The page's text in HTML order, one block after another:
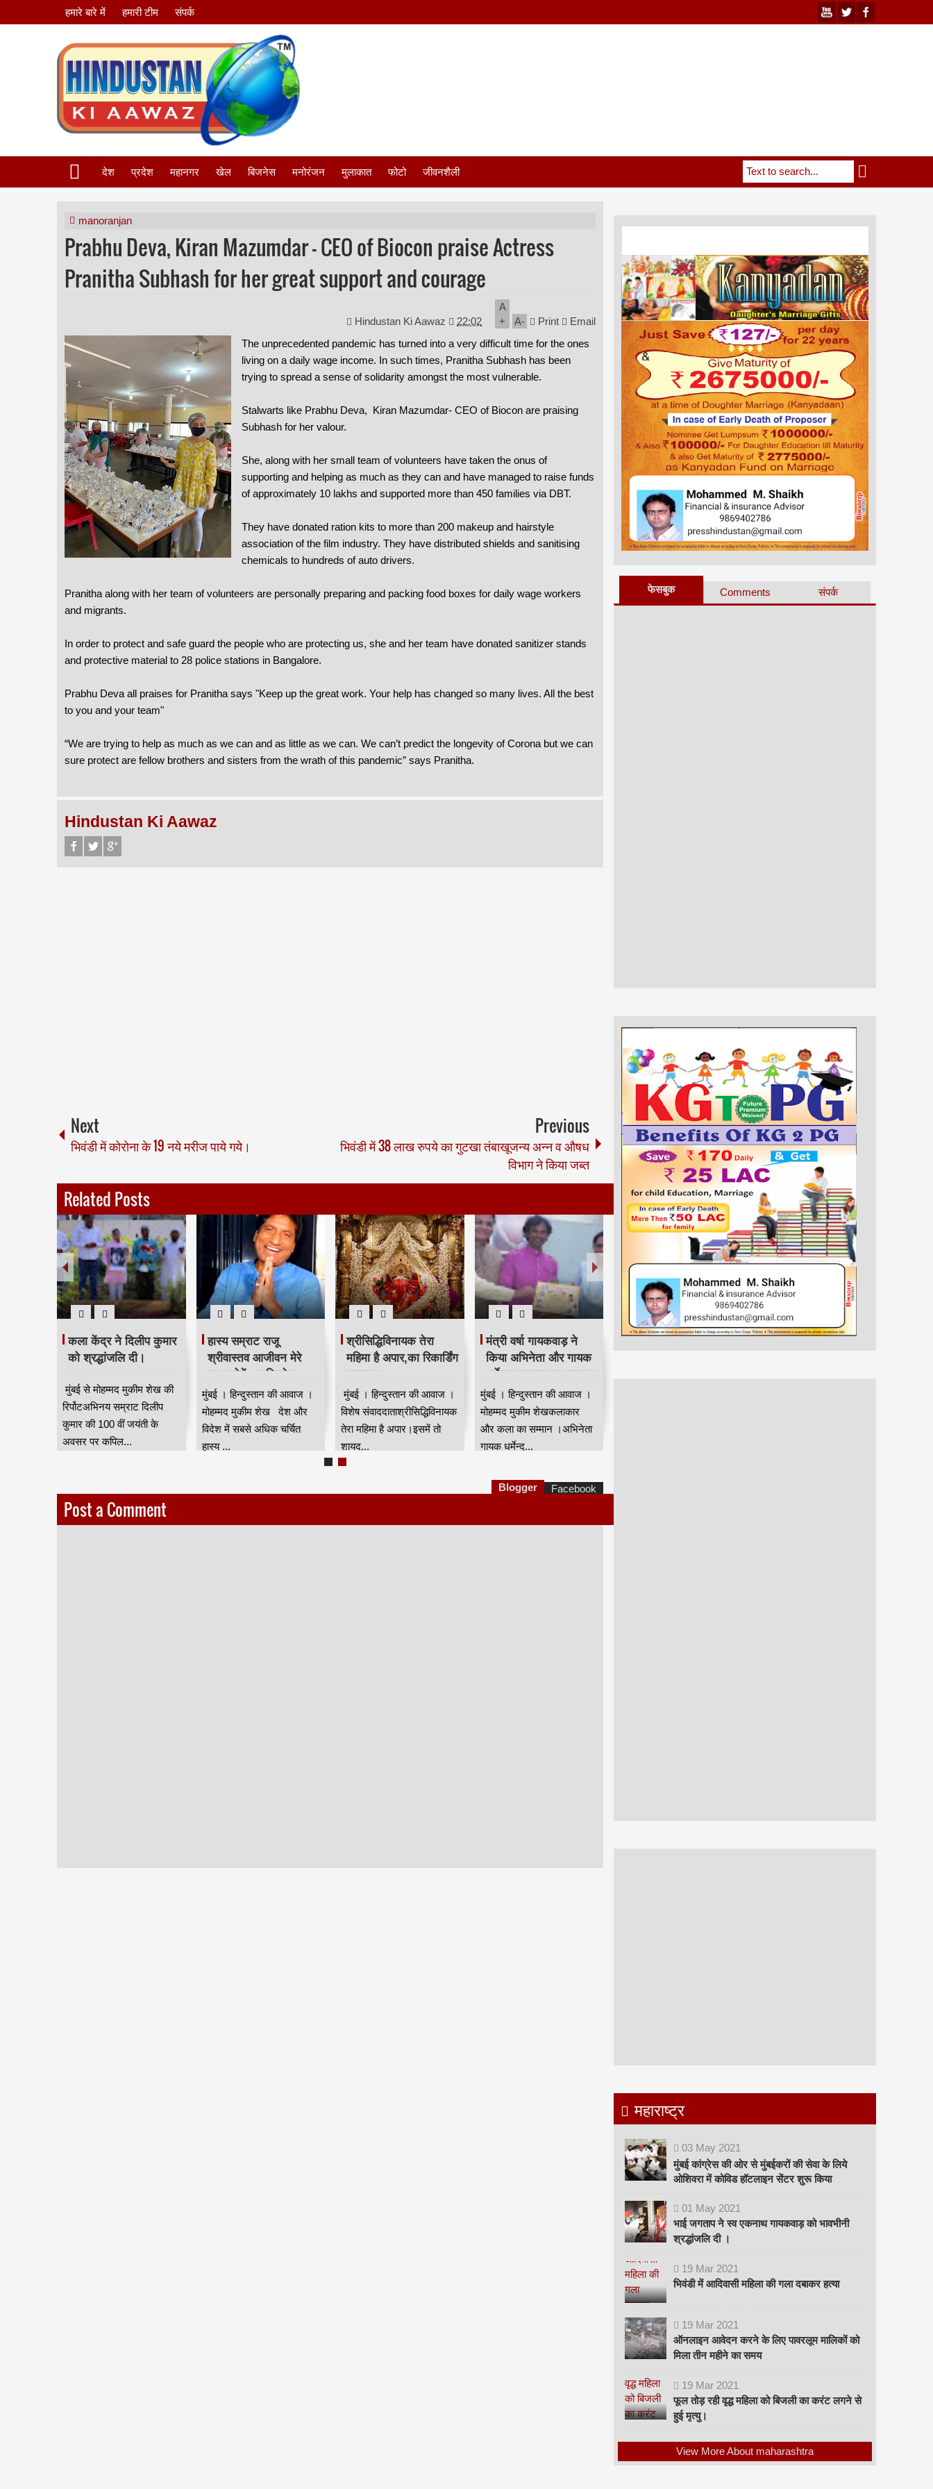
हमारे बारे में हमारी टीम संपर्क
देश प्रदेश महानगर खेल बिजनेस मनोरंजन मुलाकात फोटो जीवनशैली
manoranjan
Prabhu Deva, Kiran Mazumdar - CEO of Biocon praise Actress
Pranitha Subhash for her great support and courage
Hindustan Ki Aawaz 22:02
A
+
A- Print
Email
The unprecedented pandemic has turned into a very difficult time for the ones
living on a daily wage income. In such times, Pranitha Subhash has been
trying to spread a sense of solidarity amongst the most vulnerable.
Stalwarts like Prabhu Deva, Kiran Mazumdar- CEO of Biocon are praising
Subhash for her valour.
She, along with her small team of volunteers have taken the onus of
supporting and helping as much as they can and have managed to raise funds
of approximately 10 lakhs and supported more than 450 families via DBT.
They have donated ration kits to more than 200 makeup and hairstyle
association of the film industry. They have distributed shields and sanitising
chemicals to hundreds of auto drivers.
Pranitha along with her team of volunteers are personally preparing and packing food boxes for daily wage workers
and migrants.
In order to protect and safe guard the people who are protecting us, she and her team have donated sanitizer stands
and protective material to 28 police stations in Bangalore.
Prabhu Deva all praises for Pranitha says "Keep up the great work. Your help has changed so many lives. All the best
to you and your team"
“We are trying to help as much as we can and as little as we can. We can’t predict the longevity of Corona but we can
sure protect are fellow brothers and sisters from the wrath of this pandemic” says Pranitha.
Hindustan Ki Aawaz
Next
भिवंडी में कोरोना के 19 नये मरीज पाये गये।
Previous
भिवंडी में 38 लाख रुपये का गुटखा तंबाखूजन्य अन्न व औषध
विभाग ने किया जब्त
Related Posts
कला केंद्र ने दिलीप कुमार
को श्रद्धांजलि दी।
मुंबई से मोहम्मद मुकीम शेख की
रिर्पोटअभिनय सम्राट दिलीप
कुमार की 100 वीं जयंती के
अवसर पर कपिल...
हास्य सम्राट राजू
श्रीवास्तव आजीवन मेरे
साथ रहेगें - कपिलदेव
खरवार
मुंबई । हिन्दुस्तान की आवाज ।
मोहम्मद मुकीम शेख देश और
विदेश में सबसे अधिक चर्चित
हास्य ...
श्रीसिद्धिविनायक तेरा
महिमा है अपार,का रिकार्डिंग
सम्पन्न।
मुंबई । हिन्दुस्तान की आवाज ।
विशेष संवाददाताश्रीसिद्धिविनायक
तेरा महिमा है अपार।इसमें तो
शायद...
मंत्री वर्षा गायकवाड़ ने
किया अभिनेता और गायक
धर्मेन्द्र खरवार का सम्मान।
मुंबई । हिन्दुस्तान की आवाज ।
मोहम्मद मुकीम शेखकलाकार
और कला का सम्मान ।अभिनेता
गायक धर्मेन्द्...
Post a Comment
Blogger Facebook
फेसबुक Comments संपर्क
महाराष्ट्र
03 May 2021
मुंबई कांग्रेस की ओर से मुंबईकरों की सेवा के लिये
ओशिवरा में कोविड हॉटलाइन सेंटर शुरू किया
01 May 2021
भाई जगताप ने स्व एकनाथ गायकवाड़ को भावभीनी
श्रद्धांजलि दी ।
19 Mar 2021
भिवंडी में आदिवासी महिला की गला दबाकर हत्या
19 Mar 2021
ऑनलाइन आवेदन करने के लिए पावरलूम मालिकों को
मिला तीन महीने का समय
19 Mar 2021
फूल तोड़ रही वृद्ध महिला को बिजली का करंट लगने से
हुई मृत्यु।
View More About maharashtra